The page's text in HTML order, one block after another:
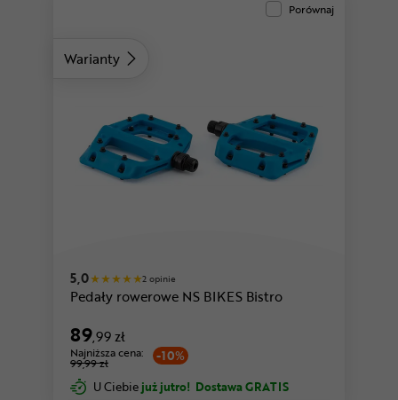
Warianty
Porównaj
5,0 2 opinie
Pedały rowerowe NS BIKES Bistro
89,99 zł
-10%
Najniższa cena:
99,99 zł
U Ciebie już jutro! Dostawa GRATIS